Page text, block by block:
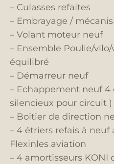
– Culasses refaites
– Embrayage /
– Volant moteur neuf
– Ensemble Poulie/
équilibré
– Démarreur neuf
– Echappement neuf 4
silencieux pour circuit
– Boitier de direction
– 4 étriers refais à neuf
Flexinles aviation
– 4 amortisseurs KONI